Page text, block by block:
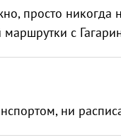
просто
с
ни